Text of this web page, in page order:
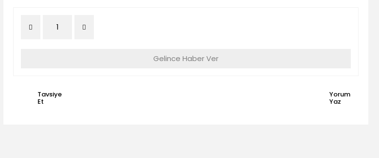
Gelince Haber Ver
Tavsiye
Et
Yorum
Yaz